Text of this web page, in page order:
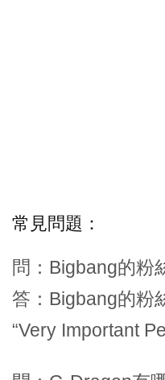
常見問題：
問：Bigbang的粉
答：Bigbang的粉
“Very Important